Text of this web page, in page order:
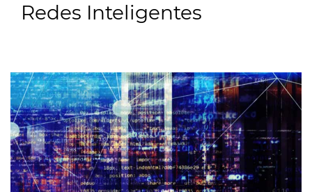
Redes Inteligentes